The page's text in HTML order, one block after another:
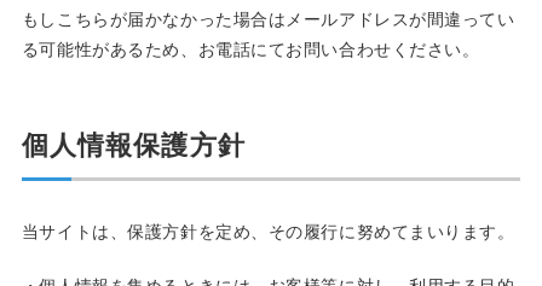
もしこちらが届かなかった場合はメールアドレスが間違ってい
る可能性があるため、お電話にてお問い合わせください。
個人情報保護方針
当サイトは、保護方針を定め、その履行に努めてまいります。